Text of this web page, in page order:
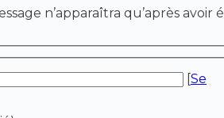
n’apparaîtra qu’après avoir
[Se